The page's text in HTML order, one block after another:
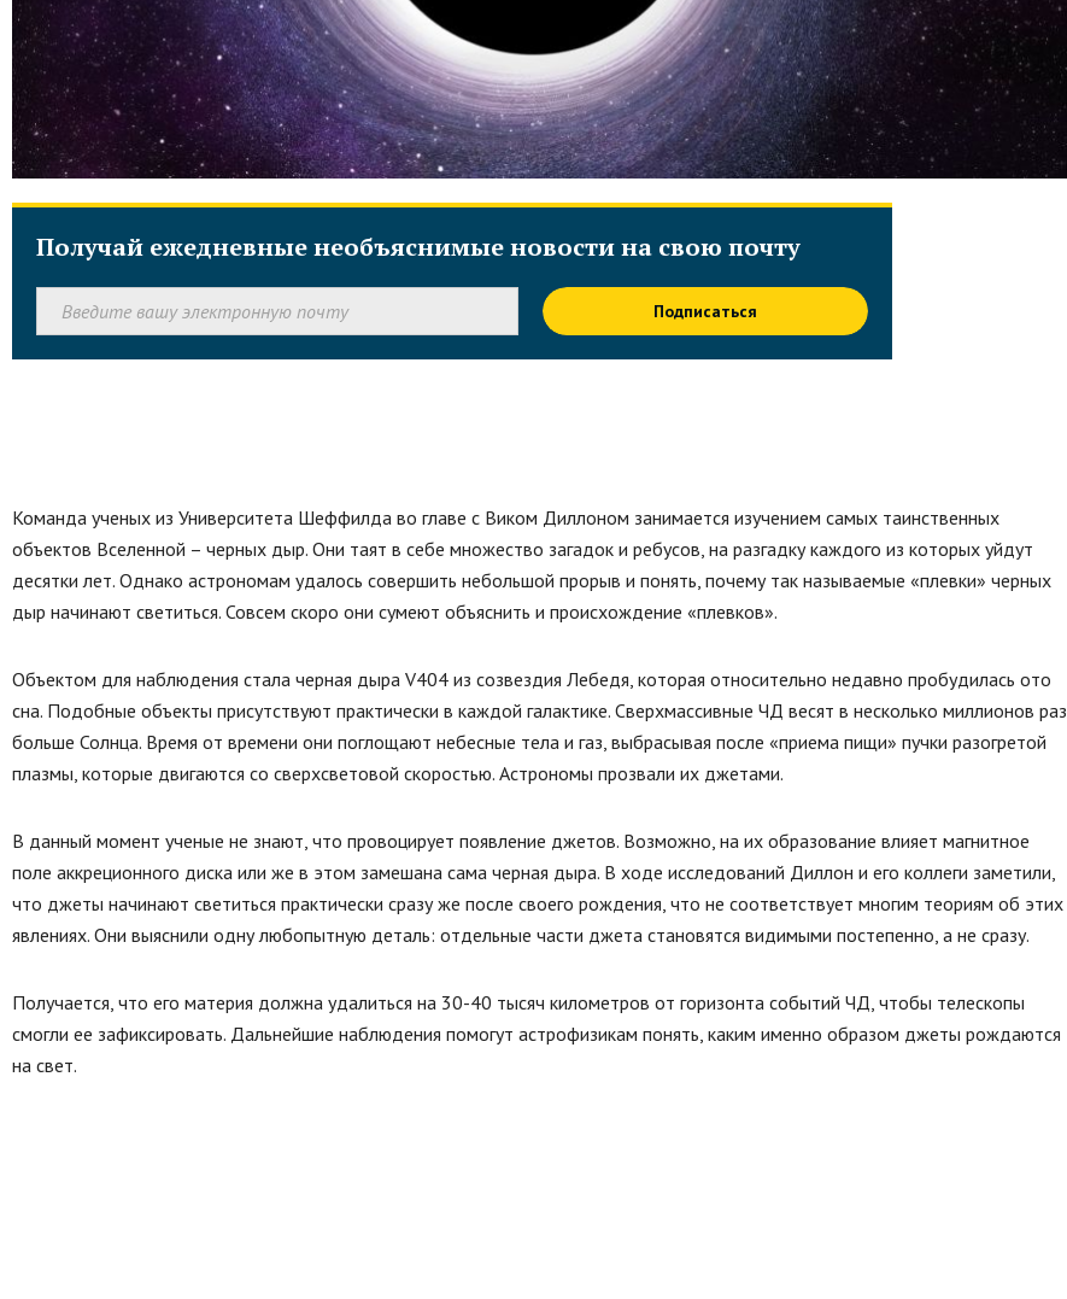
Получай ежедневные необъяснимые новости на свою почту
Подписаться
Команда ученых из Университета Шеффилда во главе с Виком Диллоном занимается изучением самых таинственных
объектов Вселенной – черных дыр. Они таят в себе множество загадок и ребусов, на разгадку каждого из которых уйдут
десятки лет. Однако астрономам удалось совершить небольшой прорыв и понять, почему так называемые «плевки» черных
дыр начинают светиться. Совсем скоро они сумеют объяснить и происхождение «плевков».
Объектом для наблюдения стала черная дыра V404 из созвездия Лебедя, которая относительно недавно пробудилась ото
сна. Подобные объекты присутствуют практически в каждой галактике. Сверхмассивные ЧД весят в несколько миллионов раз
больше Солнца. Время от времени они поглощают небесные тела и газ, выбрасывая после «приема пищи» пучки разогретой
плазмы, которые двигаются со сверхсветовой скоростью. Астрономы прозвали их джетами.
В данный момент ученые не знают, что провоцирует появление джетов. Возможно, на их образование влияет магнитное
поле аккреционного диска или же в этом замешана сама черная дыра. В ходе исследований Диллон и его коллеги заметили,
что джеты начинают светиться практически сразу же после своего рождения, что не соответствует многим теориям об этих
явлениях. Они выяснили одну любопытную деталь: отдельные части джета становятся видимыми постепенно, а не сразу.
Получается, что его материя должна удалиться на 30-40 тысяч километров от горизонта событий ЧД, чтобы телескопы
смогли ее зафиксировать. Дальнейшие наблюдения помогут астрофизикам понять, каким именно образом джеты рождаются
на свет.